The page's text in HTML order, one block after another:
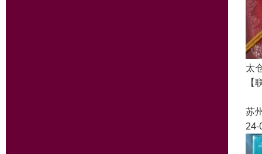
太
苏
24-